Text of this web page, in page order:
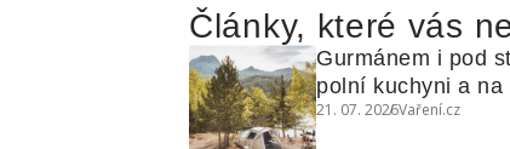
Články, které vás
Gurmánem i pod
polní kuchyni a na
21. 07. 2026Vaření.cz